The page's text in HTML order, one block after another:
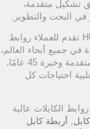
6,6. مرافق تشكيل متقدمة،
البحث والتطوير.
لقد كانت HUA WEI تقدم للعملاء روابط
في جميع أنحاء العالم،
ومع التكنولوجيا المتقدمة وخبرة 45 عامًا،
تضمن HUA WEI تلبية احتياجات كل
الكابلات عالية
, أربطة كابل